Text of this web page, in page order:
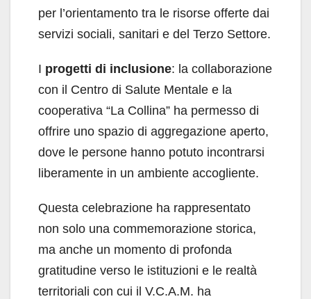
per l’orientamento tra le risorse offerte dai
servizi sociali, sanitari e del Terzo Settore.
I progetti di inclusione: la collaborazione
con il Centro di Salute Mentale e la
cooperativa “La Collina” ha permesso di
offrire uno spazio di aggregazione aperto,
dove le persone hanno potuto incontrarsi
liberamente in un ambiente accogliente.
Questa celebrazione ha rappresentato
non solo una commemorazione storica,
ma anche un momento di profonda
gratitudine verso le istituzioni e le realtà
territoriali con cui il V.C.A.M. ha